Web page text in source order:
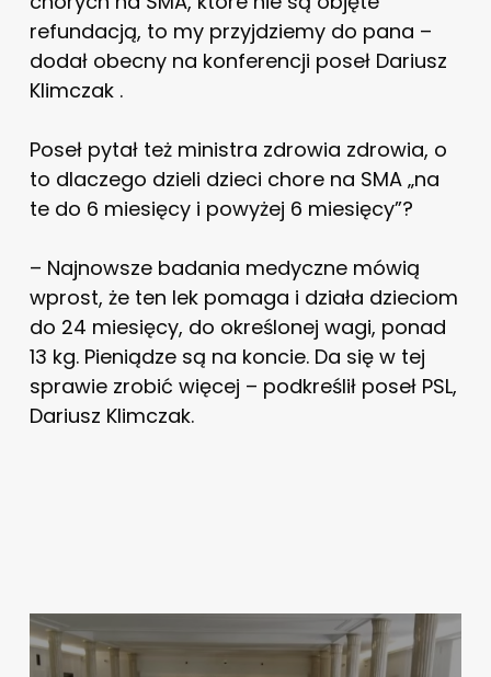
refundacją, to my przyjdziemy do pana –
dodał obecny na konferencji poseł Dariusz
Klimczak .
Poseł pytał też ministra zdrowia zdrowia, o
to dlaczego dzieli dzieci chore na SMA „na
te do 6 miesięcy i powyżej 6 miesięcy”?
– Najnowsze badania medyczne mówią
wprost, że ten lek pomaga i działa dzieciom
do 24 miesięcy, do określonej wagi, ponad
13 kg. Pieniądze są na koncie. Da się w tej
sprawie zrobić więcej – podkreślił poseł PSL,
Dariusz Klimczak.